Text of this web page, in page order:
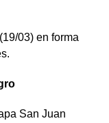
03) en forma
San Juan